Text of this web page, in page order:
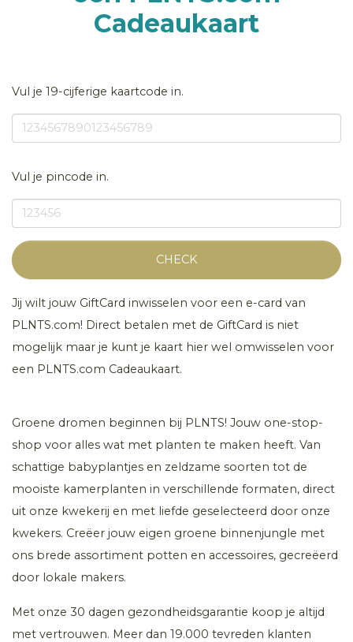
Cadeaukaart
Vul je 19-cijferige kaartcode in.
Vul je pincode in.
CHECK
Jij wilt jouw GiftCard inwisselen voor een e-card van
PLNTS.com! Direct betalen met de GiftCard is niet
mogelijk maar je kunt je kaart hier wel omwisselen voor
een PLNTS.com Cadeaukaart.
Groene dromen beginnen bij PLNTS! Jouw one-stop-
shop voor alles wat met planten te maken heeft. Van
schattige babyplantjes en zeldzame soorten tot de
mooiste kamerplanten in verschillende formaten, direct
uit onze kwekerij en met liefde geselecteerd door onze
kwekers. Creëer jouw eigen groene binnenjungle met
ons brede assortiment potten en accessoires, gecreëerd
door lokale makers.
Met onze 30 dagen gezondheidsgarantie koop je altijd
met vertrouwen. Meer dan 19.000 tevreden klanten